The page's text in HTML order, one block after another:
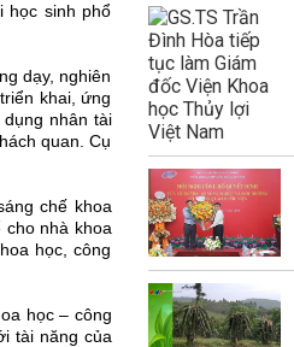
học sinh phổ
dạy, nghiên
khai, ứng
nhân tài
quan. Cụ
chế khoa
cho nhà khoa
học, công
học – công
tài năng của